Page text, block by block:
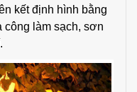
kết định hình bằng
công làm sạch, sơn